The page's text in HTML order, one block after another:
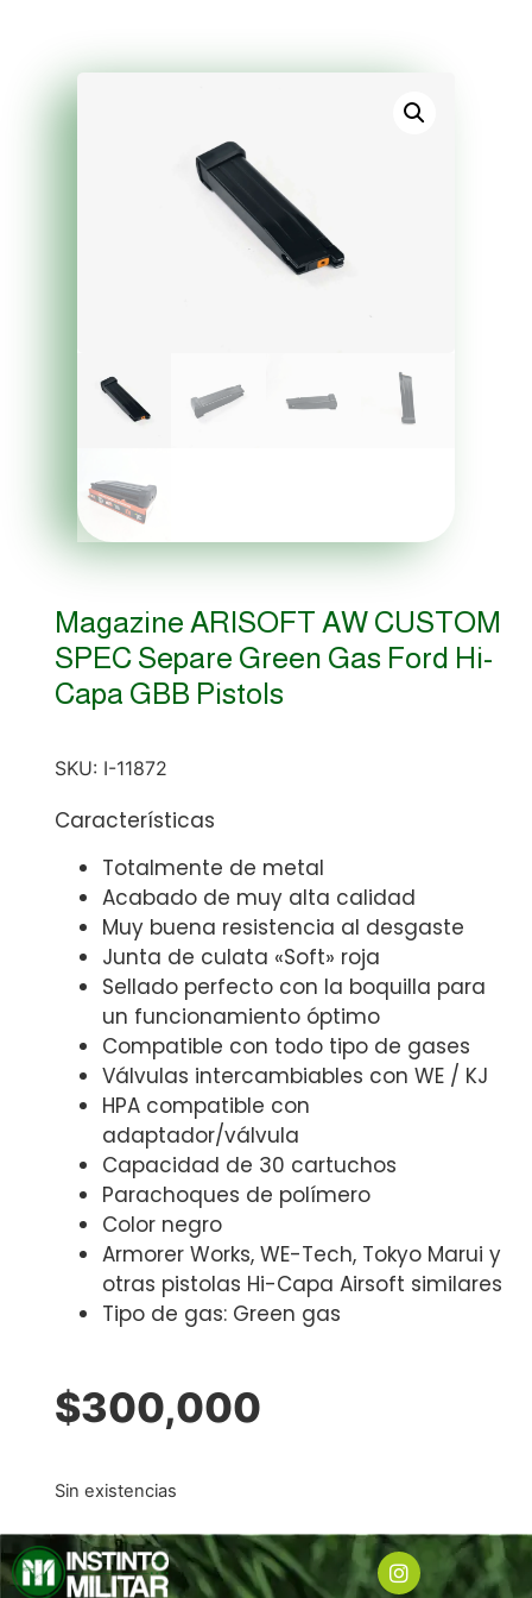
Magazine ARISOFT AW CUSTOM
SPEC Separe Green Gas Ford Hi-
Capa GBB Pistols
SKU: I-11872
Características
Totalmente de metal
Acabado de muy alta calidad
Muy buena resistencia al desgaste
Junta de culata «Soft» roja
Sellado perfecto con la boquilla para
un funcionamiento óptimo
Compatible con todo tipo de gases
Válvulas intercambiables con WE / KJ
HPA compatible con
adaptador/válvula
Capacidad de 30 cartuchos
Parachoques de polímero
Color negro
Armorer Works, WE-Tech, Tokyo Marui y
otras pistolas Hi-Capa Airsoft similares
Tipo de gas: Green gas
$300,000
Sin existencias